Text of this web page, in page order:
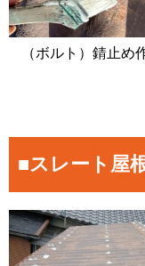
（ボルト）錆止め
■スレート屋